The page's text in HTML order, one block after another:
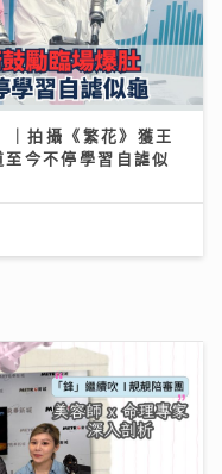
拍攝《繁花》獲王
今不停學習自謔似